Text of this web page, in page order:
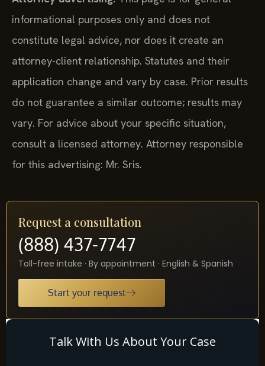
informational purposes only and does not
constitute legal advice, nor does it create an
attorney-client relationship. Statutes and their
application change and vary by case. Prior results
do not guarantee a similar outcome; results may
vary. For advice about your specific situation,
consult a licensed attorney. Attorney responsible
for this advertising: Mr. Sris.
Request a consultation
(888) 437-7747
Toll-free intake · By appointment · English & Spanish
Start your request